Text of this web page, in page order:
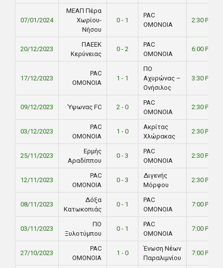
07/01/2024
ΜΕΑΠ Πέρα
Χωρίου-
Νήσου
0 - 1
PAC
ΟΜΟΝΟΙΑ
2:30 PM
20/12/2023
ΠΑΕΕΚ
Κερύνειας
0 - 2
PAC
ΟΜΟΝΟΙΑ
6:00 PM
17/12/2023
PAC
ΟΜΟΝΟΙΑ
1 - 1
ΠΟ
Αχυρώνας –
Ονήσιλος
3:30 PM
09/12/2023 Ύψωνας FC 2 - 0
PAC
ΟΜΟΝΟΙΑ
2:30 PM
03/12/2023
PAC
ΟΜΟΝΟΙΑ
1 - 0
Ακρίτας
Χλώρακας
2:30 PM
25/11/2023
Ερμής
Αραδίππου
0 - 3
PAC
ΟΜΟΝΟΙΑ
2:30 PM
12/11/2023
PAC
ΟΜΟΝΟΙΑ
0 - 3
Διγενής
Μόρφου
2:30 PM
08/11/2023
Δόξα
Κατωκοπιάς
0 - 1
PAC
ΟΜΟΝΟΙΑ
7:00 PM
03/11/2023
ΠO
Ξυλοτύμπου
0 - 1
PAC
ΟΜΟΝΟΙΑ
7:00 PM
27/10/2023
PAC
ΟΜΟΝΟΙΑ
1 - 0
Ένωση Νέων
Παραλιμνίου
7:00 PM